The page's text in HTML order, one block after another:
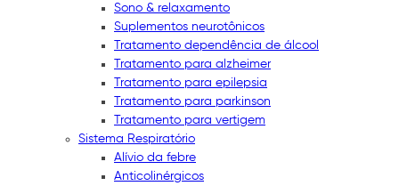
Sono & relaxamento
Suplementos neurotônicos
Tratamento dependência de álcool
Tratamento para alzheimer
Tratamento para epilepsia
Tratamento para parkinson
Tratamento para vertigem
Sistema Respiratório
Alívio da febre
Anticolinérgicos